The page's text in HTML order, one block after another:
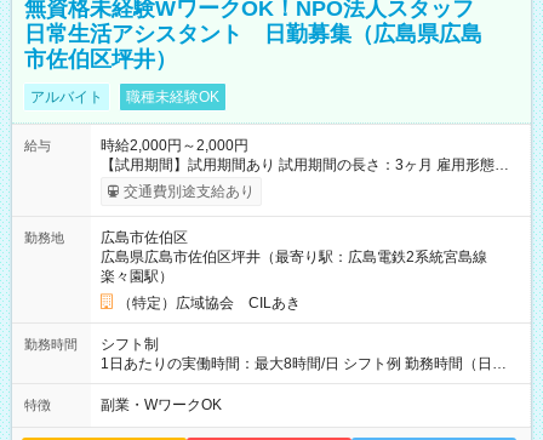
無資格未経験WワークOK！NPO法人スタッフ
日常生活アシスタント 日勤募集（広島県広島
市佐伯区坪井）
アルバイト 職種未経験OK
給与
時給2,000円～2,000円
【試用期間】試用期間あり 試用期間の長さ：3ヶ月 雇用形態、
給与は本採用時と同じです。
交通費別途支給あり
勤務地
広島市佐伯区
広島県広島市佐伯区坪井（最寄り駅：広島電鉄2系統宮島線
楽々園駅）
（特定）広域協会 CILあき
勤務時間
シフト制
1日あたりの実働時間：最大8時間/日 シフト例 勤務時間（日
勤）・8時～18時 （実働時間8時間 待機休憩2時間）（日勤1回
あたりの給与 2万円）
特徴 副業・WワークOK